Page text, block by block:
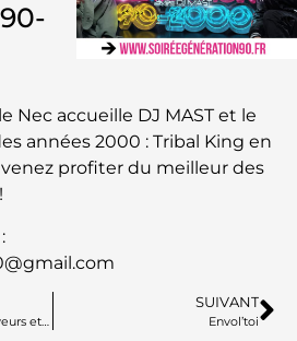
Nec accueille DJ MAST et le
années 2000 : Tribal King en
venez profiter du meilleur des
Fêtes du fromage, des saveurs et du terroir
SUIVANT
Envol’toi